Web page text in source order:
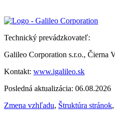
Technický prevádzkovateľ:
Galileo Corporation s.r.o., Čierna
Kontakt: www.igalileo.sk
Posledná aktualizácia: 06.08.2026
Zmena vzhľadu, Štruktúra stránok,